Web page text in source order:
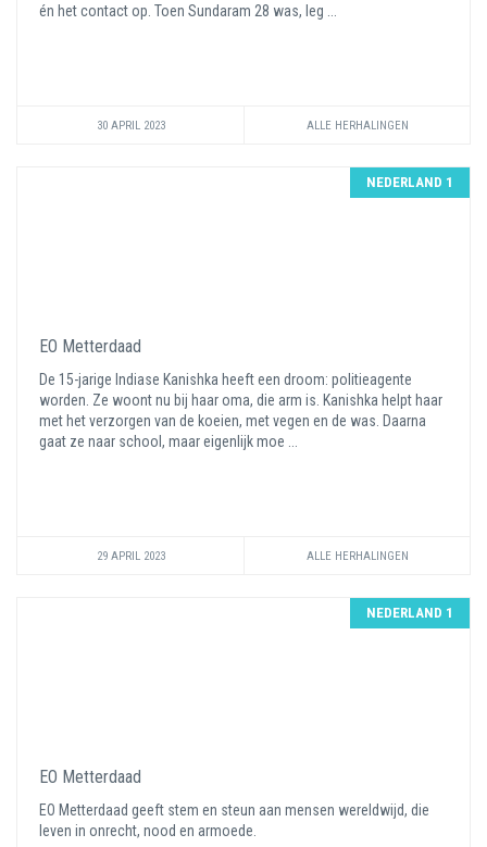
én het contact op. Toen Sundaram 28 was, leg ...
30 APRIL 2023 ALLE HERHALINGEN
NEDERLAND 1
EO Metterdaad
De 15-jarige Indiase Kanishka heeft een droom: politieagente
worden. Ze woont nu bij haar oma, die arm is. Kanishka helpt haar
met het verzorgen van de koeien, met vegen en de was. Daarna
gaat ze naar school, maar eigenlijk moe ...
29 APRIL 2023 ALLE HERHALINGEN
NEDERLAND 1
EO Metterdaad
EO Metterdaad geeft stem en steun aan mensen wereldwijd, die
leven in onrecht, nood en armoede.